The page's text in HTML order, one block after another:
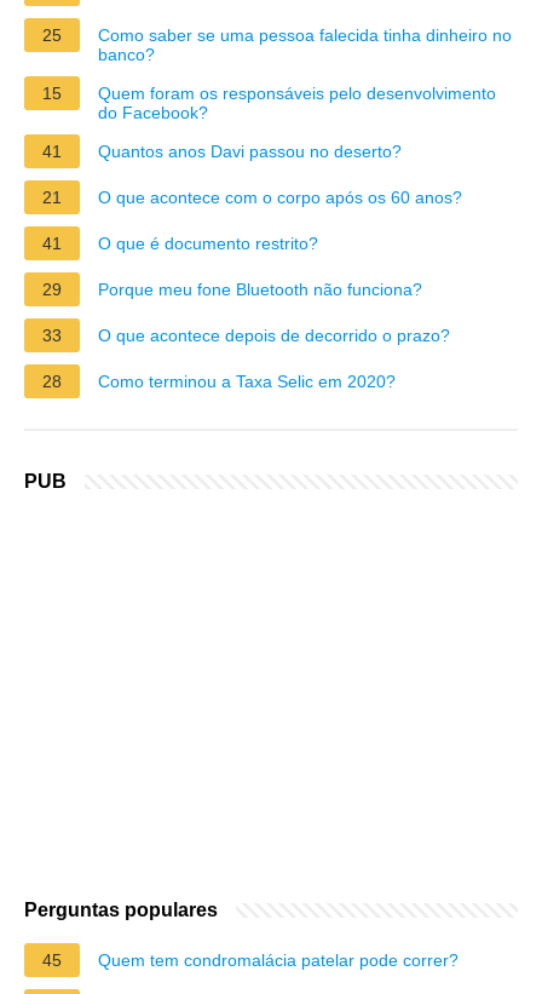
25
Como saber se uma pessoa falecida tinha dinheiro no
banco?
15
Quem foram os responsáveis pelo desenvolvimento
do Facebook?
41
Quantos anos Davi passou no deserto?
21 O que acontece com o corpo após os 60 anos?
41 O que é documento restrito?
29 Porque meu fone Bluetooth não funciona?
33 O que acontece depois de decorrido o prazo?
28 Como terminou a Taxa Selic em 2020?
PUB
Perguntas populares
45 Quem tem condromalácia patelar pode correr?